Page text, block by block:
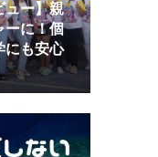
ュー】親
ーに！個
にも安心